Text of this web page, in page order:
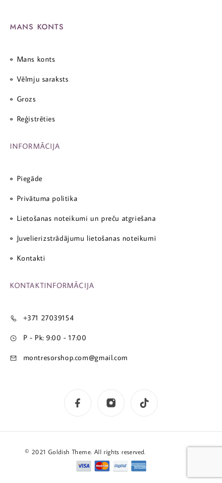
MANS KONTS
Mans konts
Vēlmju saraksts
Grozs
Reģistrēties
INFORMĀCIJA
Piegāde
Privātuma politika
Lietošanas noteikumi un preču atgriešana
Juvelierizstrādājumu lietošanas noteikumi
Kontakti
KONTAKTINFORMĀCIJA
+371 27039154
P - Pk: 9:00 - 17:00
montresorshop.com@gmail.com
© 2021 Goldish Theme. All rights reserved.